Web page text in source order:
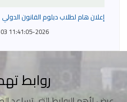
إعلان هام لطلاب دبلوم القانون الدولي
2026-Aug-03 11:41:05
روابط